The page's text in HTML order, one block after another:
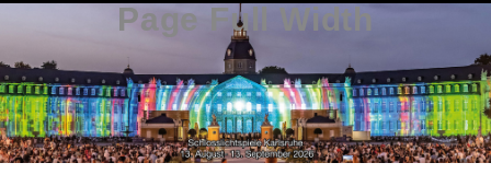
Page Full Width